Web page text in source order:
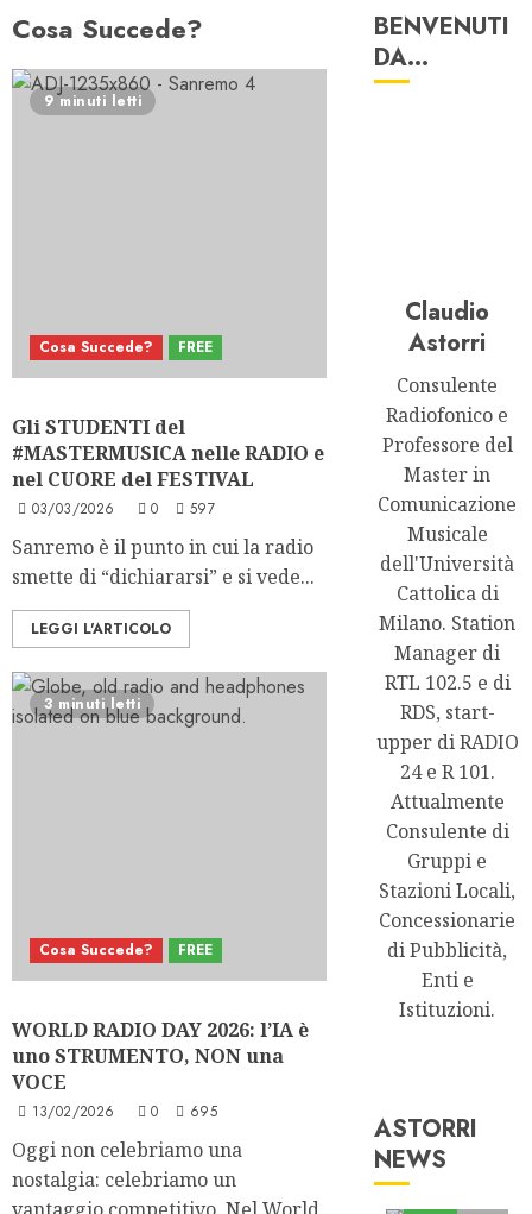
Cosa Succede?
9 minuti letti
Cosa Succede? FREE
Gli STUDENTI del
#MASTERMUSICA nelle RADIO e
nel CUORE del FESTIVAL
03/03/2026 0 597
Sanremo è il punto in cui la radio
smette di “dichiararsi” e si vede...
LEGGI L'ARTICOLO
3 minuti letti
Cosa Succede? FREE
WORLD RADIO DAY 2026: l’IA è
uno STRUMENTO, NON una
VOCE
13/02/2026 0 695
Oggi non celebriamo una
nostalgia: celebriamo un
BENVENUTI
DA…
Claudio
Astorri
Consulente
Radiofonico e
Professore del
Master in
Comunicazione
Musicale
dell'Università
Cattolica di
Milano. Station
Manager di
RTL 102.5 e di
RDS, start-
upper di RADIO
24 e R 101.
Attualmente
Consulente di
Gruppi e
Stazioni Locali,
Concessionarie
di Pubblicità,
Enti e
Istituzioni.
ASTORRI
NEWSAstorri News